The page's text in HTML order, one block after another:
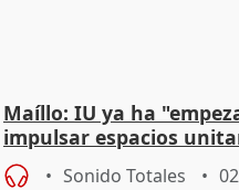
Maíllo: IU ya ha
impulsar espacios
Sonido Totales